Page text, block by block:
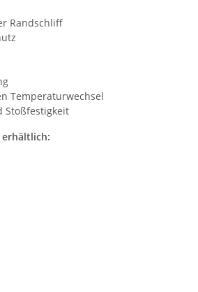
Randschliff
Temperaturwechsel
Stoßfestigkeit
erhältlich: